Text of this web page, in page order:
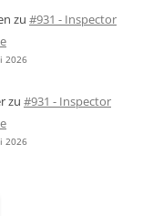
zu #931 - Inspector
2026
zu #931 - Inspector
2026